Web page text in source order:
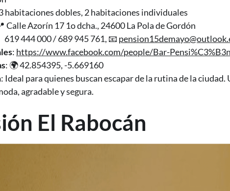
habitaciones dobles, 2 habitaciones individuales
Calle Azorín 17 1o dcha., 24600 La Pola de Gordón
619 444 000 / 689 945 761, 📧
: https://www.facebook.com/people/Bar-
: 🌍 42.854395, -5.669160
: Ideal para quienes buscan escapar de la rutina de la
agradable y segura.
El Rabocán